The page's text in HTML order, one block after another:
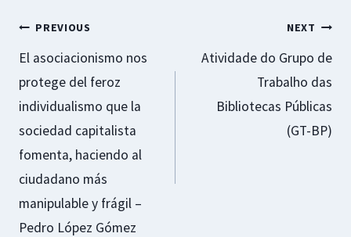
Navegação
de
artigos
PREVIOUS
El asociacionismo nos
protege del feroz
individualismo que la
sociedad capitalista
fomenta, haciendo al
ciudadano más
manipulable y frágil –
Pedro López Gómez
NEXT
Atividade do Grupo de
Trabalho das
Bibliotecas Públicas
(GT-BP)